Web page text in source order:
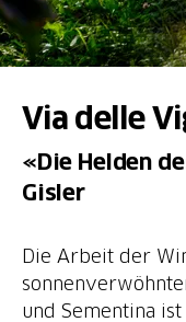
Via delle
«Die Helden
Gisler
Die Arbeit der
und Sementina